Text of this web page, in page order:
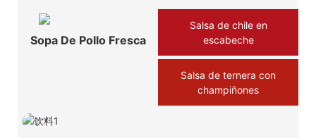
Sopa De Pollo Fresca
Salsa de chile en
escabeche
Salsa de ternera con
champiñones